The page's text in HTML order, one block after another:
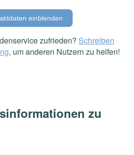
einblenden
zufrieden? Schreiben
, um anderen Nutzern zu helfen!
zu